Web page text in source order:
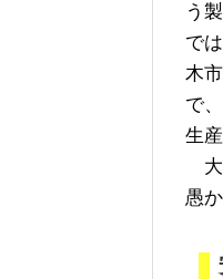
う
で
木
で
生
大
愚